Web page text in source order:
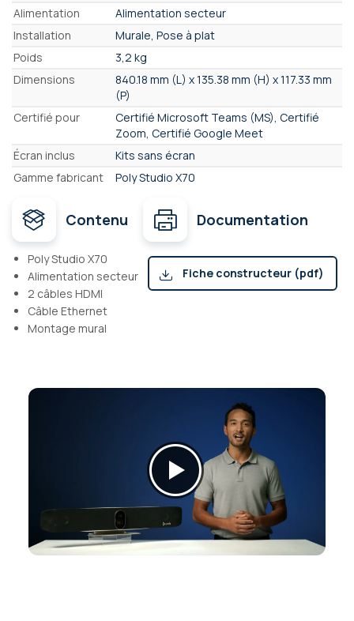
Alimentation
Alimentation secteur
Installation
Murale, Pose à plat
Poids
3,2 kg
Dimensions
840.18 mm (L) x 135.38 mm (H) x 117.33 mm
(P)
Certifié pour
Certifié Microsoft Teams (MS), Certifié
Zoom, Certifié Google Meet
Écran inclus
Kits sans écran
Gamme fabricant
Poly Studio X70
Contenu
Poly Studio X70
Alimentation secteur
2 câbles HDMI
Câble Ethernet
Montage mural
Documentation
Fiche constructeur (pdf)